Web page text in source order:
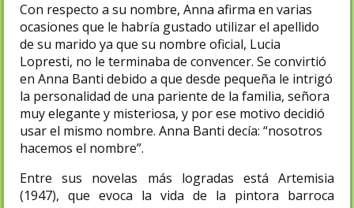
Con respecto a su nombre, Anna afirma en varias
ocasiones que le habría gustado utilizar el apellido
de su marido ya que su nombre oficial, Lucia
Lopresti, no le terminaba de convencer. Se convirtió
en Anna Banti debido a que desde pequeña le intrigó
la personalidad de una pariente de la familia, señora
muy elegante y misteriosa, y por ese motivo decidió
usar el mismo nombre. Anna Banti decía: “nosotros
hacemos el nombre”.
Entre sus novelas más logradas está Artemisia
(1947), que evoca la vida de la pintora barroca